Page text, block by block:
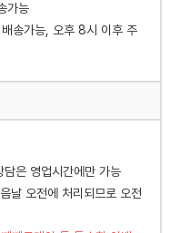
가능
송가능, 오후 8시 이후 주
은 영업시간에만 가능
날 오전에 처리되므로 오전